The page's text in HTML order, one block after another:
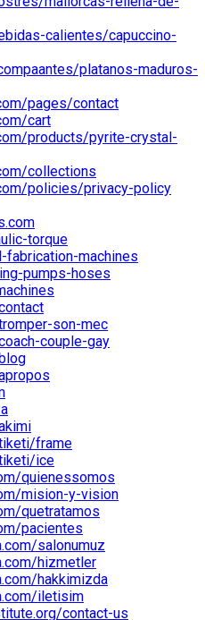
calientes/capuccino-
platanos-maduros-
pages/contact
cart
products/pyrite-crystal-
collections
policies/privacy-policy
torque
fabrication-machines
pumps-hoses
son-mec
couple-gay
frame
ice
quienessomos
mision-y-vision
quetratamos
pacientes
salonumuz
hizmetler
hakkimizda
iletisim
contact-us